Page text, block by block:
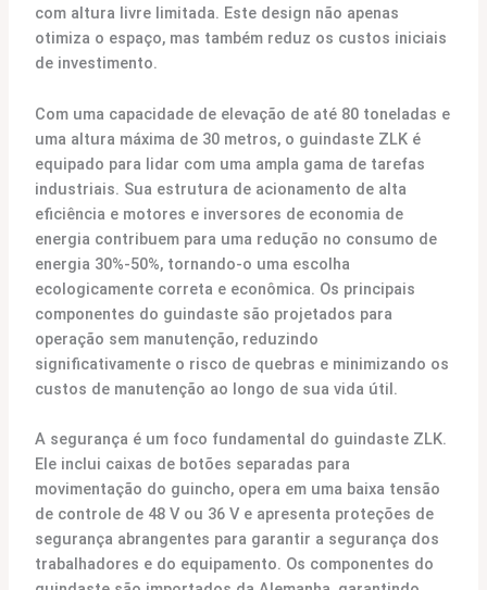
com altura livre limitada. Este design não apenas
otimiza o espaço, mas também reduz os custos iniciais
de investimento.
Com uma capacidade de elevação de até 80 toneladas e
uma altura máxima de 30 metros, o guindaste ZLK é
equipado para lidar com uma ampla gama de tarefas
industriais. Sua estrutura de acionamento de alta
eficiência e motores e inversores de economia de
energia contribuem para uma redução no consumo de
energia 30%-50%, tornando-o uma escolha
ecologicamente correta e econômica. Os principais
componentes do guindaste são projetados para
operação sem manutenção, reduzindo
significativamente o risco de quebras e minimizando os
custos de manutenção ao longo de sua vida útil.
A segurança é um foco fundamental do guindaste ZLK.
Ele inclui caixas de botões separadas para
movimentação do guincho, opera em uma baixa tensão
de controle de 48 V ou 36 V e apresenta proteções de
segurança abrangentes para garantir a segurança dos
trabalhadores e do equipamento. Os componentes do